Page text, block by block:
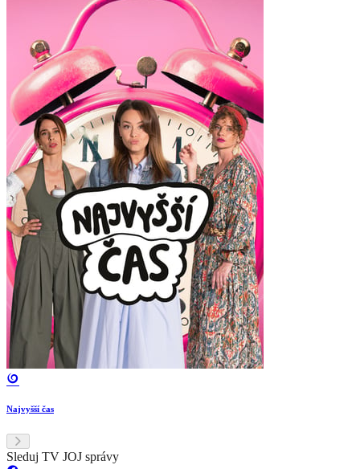
Najvyšší čas
Sleduj TV JOJ správy